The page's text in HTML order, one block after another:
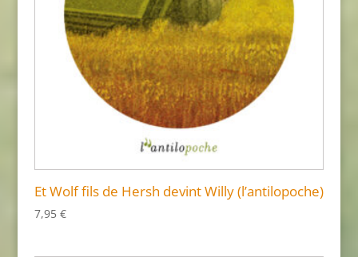
Et Wolf fils de Hersh devint Willy (l’antilopoche)
7,95 €